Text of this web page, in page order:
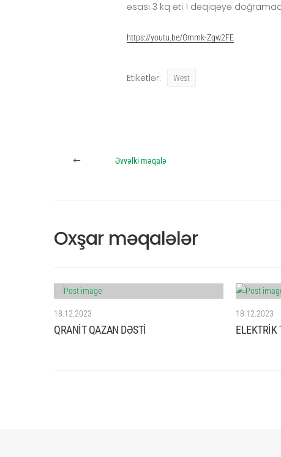
əsası 3 kq əti 1 dəqiqəyə
https://youtu.be/Ommk-Zgw2FE
Etiketlər: West
Əvvəlki məqalə
Oxşar məqalələr
18.12.2023
QRANİT QAZAN DƏSTİ
18.12.2023
ELEKTRİK